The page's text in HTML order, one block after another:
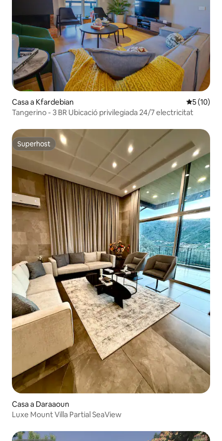
Casa a Kfardebian 5 de
5 (10)
Tangerino - 3 BR Ubicació privilegiada 24/7 electricitat
Superhost
Superhost
Casa a Daraaoun
Luxe Mount Villa Partial SeaView